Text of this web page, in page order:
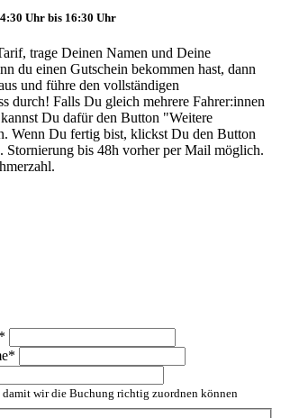
Uhr bis 16:30 Uhr
trage Deinen Namen und Deine
du einen Gutschein bekommen hast, dann
und führe den vollständigen
durch! Falls Du gleich mehrere Fahrer:innen
Du dafür den Button "Weitere
Wenn Du fertig bist, klickst Du den Button
Stornierung bis 48h vorher per Mail möglich.
*
*
wir die Buchung richtig zuordnen können